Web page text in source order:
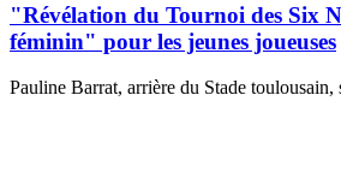
"Révélation du Tournoi des Six
féminin" pour les jeunes joueuses
Pauline Barrat, arrière du Stade